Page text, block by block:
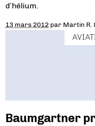
d’hélium.
13 mars 2012 par Martin R.
Baumgartner